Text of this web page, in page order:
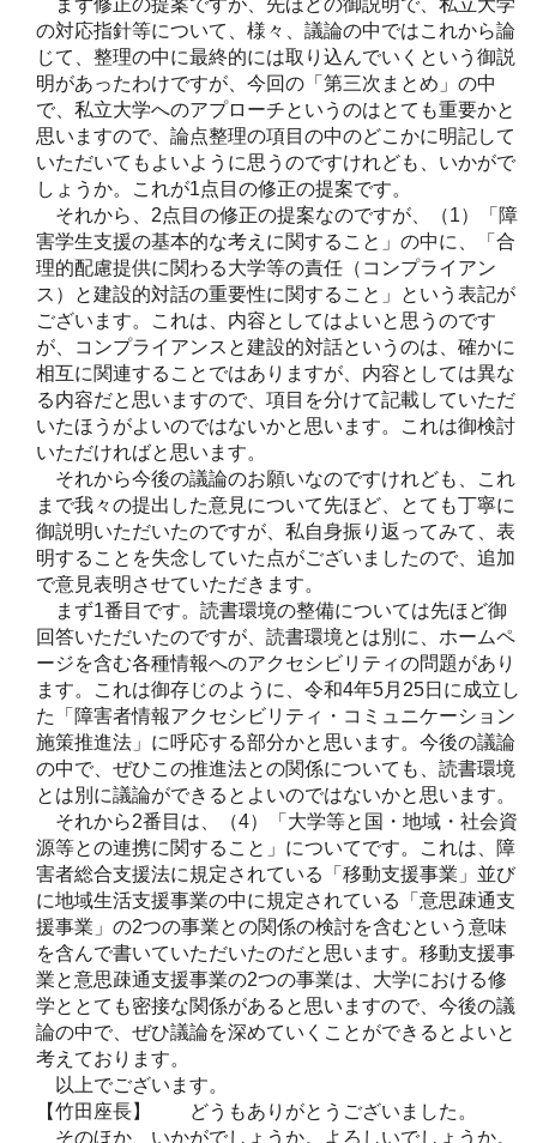
の対応指針等について、様々、議論の中ではこれから論
じて、整理の中に最終的には取り込んでいくという御説
明があったわけですが、今回の「第三次まとめ」の中
で、私立大学へのアプローチというのはとても重要かと
思いますので、論点整理の項目の中のどこかに明記して
いただいてもよいように思うのですけれども、いかがで
しょうか。これが1点目の修正の提案です。
それから、2点目の修正の提案なのですが、（1）「障
害学生支援の基本的な考えに関すること」の中に、「合
理的配慮提供に関わる大学等の責任（コンプライアン
ス）と建設的対話の重要性に関すること」という表記が
ございます。これは、内容としてはよいと思うのです
が、コンプライアンスと建設的対話というのは、確かに
相互に関連することではありますが、内容としては異な
る内容だと思いますので、項目を分けて記載していただ
いたほうがよいのではないかと思います。これは御検討
いただければと思います。
それから今後の議論のお願いなのですけれども、これ
まで我々の提出した意見について先ほど、とても丁寧に
御説明いただいたのですが、私自身振り返ってみて、表
明することを失念していた点がございましたので、追加
で意見表明させていただきます。
まず1番目です。読書環境の整備については先ほど御
回答いただいたのですが、読書環境とは別に、ホームペ
ージを含む各種情報へのアクセシビリティの問題があり
ます。これは御存じのように、令和4年5月25日に成立し
た「障害者情報アクセシビリティ・コミュニケーション
施策推進法」に呼応する部分かと思います。今後の議論
の中で、ぜひこの推進法との関係についても、読書環境
とは別に議論ができるとよいのではないかと思います。
それから2番目は、（4）「大学等と国・地域・社会資
源等との連携に関すること」についてです。これは、障
害者総合支援法に規定されている「移動支援事業」並び
に地域生活支援事業の中に規定されている「意思疎通支
援事業」の2つの事業との関係の検討を含むという意味
を含んで書いていただいたのだと思います。移動支援事
業と意思疎通支援事業の2つの事業は、大学における修
学ととても密接な関係があると思いますので、今後の議
論の中で、ぜひ議論を深めていくことができるとよいと
考えております。
以上でございます。
【竹田座長】 どうもありがとうございました。
そのほか、いかがでしょうか。よろしいでしょうか。